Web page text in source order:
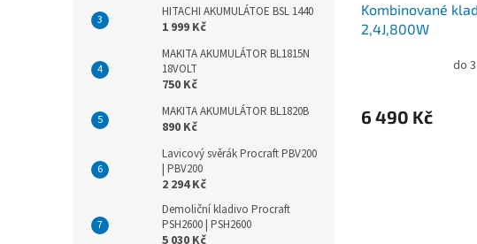
HITACHI AKUMULÁTOE BSL 1440
1 999 Kč
MAKITA AKUMULÁTOR BL1815N
18VOLT
750 Kč
MAKITA AKUMULÁTOR BL1820B
890 Kč
Lavicový svěrák Procraft PBV200
| PBV200
2 294 Kč
Demoliční kladivo Procraft
PSH2600 | PSH2600
5 030 Kč
Kombinované
2,4J,800W
do
6 490 Kč